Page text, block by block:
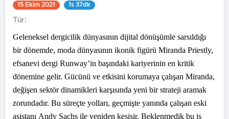
15 Ekim 2021 1s 37dk
Tür:
Geleneksel dergicilik dünyasının dijital dönüşümle sarsıldığı
bir dönemde, moda dünyasının ikonik figürü Miranda Priestly,
efsanevi dergi Runway’in başındaki kariyerinin en kritik
dönemine gelir. Gücünü ve etkisini korumaya çalışan Miranda,
değişen sektör dinamikleri karşısında yeni bir strateji aramak
zorundadır. Bu süreçte yolları, geçmişte yanında çalışan eski
asistanı Andy Sachs ile yeniden kesişir. Beklenmedik bu iş